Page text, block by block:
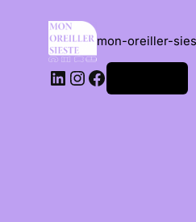
mon-oreiller-